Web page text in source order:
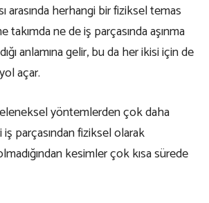
arasında herhangi bir fiziksel temas
takımda ne de iş parçasında aşınma
anlamına gelir, bu da her ikisi için de
açar.
yöntemlerden çok daha
iş parçasından fiziksel olarak
kesimler çok kısa sürede